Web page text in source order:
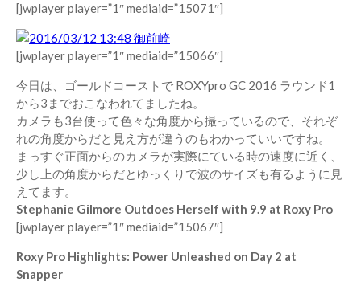
[jwplayer player=”1″ mediaid=”15071″]
[jwplayer player=”1″ mediaid=”15066″]
今日は、ゴールドコーストで ROXYpro GC 2016 ラウンド1
から3までおこなわれてましたね。
カメラも3台使って色々な角度から撮っているので、それぞ
れの角度からだと見え方が違うのもわかっていいですね。
まっすぐ正面からのカメラが実際にている時の速度に近く、
少し上の角度からだとゆっくりで波のサイズも有るように見
えてます。
Stephanie Gilmore Outdoes Herself with 9.9 at Roxy Pro
[jwplayer player=”1″ mediaid=”15067″]
Roxy Pro Highlights: Power Unleashed on Day 2 at
Snapper